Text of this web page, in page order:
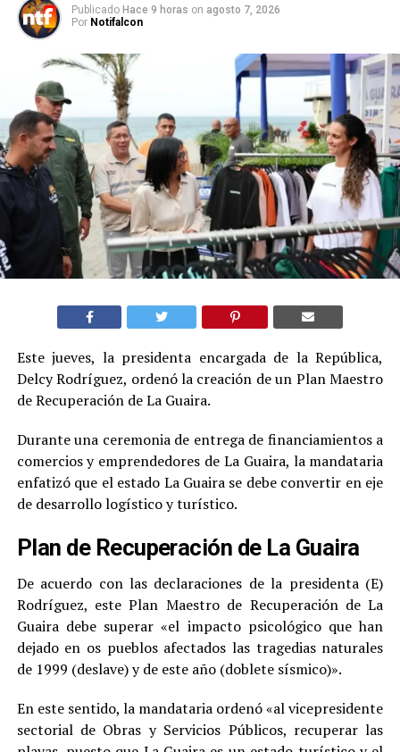
Publicado Hace 9 horas on agosto 7, 2026
Por Notifalcon
Este jueves, la presidenta encargada de la República,
Delcy Rodríguez, ordenó la creación de un Plan Maestro
de Recuperación de La Guaira.
Durante una ceremonia de entrega de financiamientos a
comercios y emprendedores de La Guaira, la mandataria
enfatizó que el estado La Guaira se debe convertir en eje
de desarrollo logístico y turístico.
Plan de Recuperación de La Guaira
De acuerdo con las declaraciones de la presidenta (E)
Rodríguez, este Plan Maestro de Recuperación de La
Guaira debe superar «el impacto psicológico que han
dejado en os pueblos afectados las tragedias naturales
de 1999 (deslave) y de este año (doblete sísmico)».
En este sentido, la mandataria ordenó «al vicepresidente
sectorial de Obras y Servicios Públicos, recuperar las